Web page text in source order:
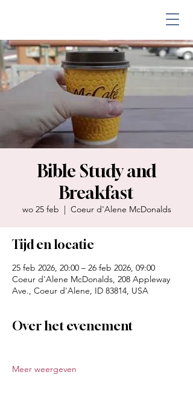
Bible Study and
Breakfast
wo 25 feb
  |
Coeur d'Alene McDonalds
Tijd en locatie
25 feb 2026, 20:00 – 26 feb 2026, 09:00
Coeur d'Alene McDonalds, 208 Appleway
Ave., Coeur d'Alene, ID 83814, USA
Over het evenement
Meer weergeven